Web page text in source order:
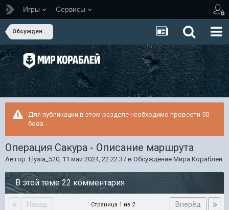
Игры Сервисы
Обсуждение Мира Кораблей
Для публикации в этом разделе необходимо провести 50
боёв.
Операция Сакура - Описание маршрута
Автор: Elysia_520, 11 май 2024, 22:22:37 в Обсуждение Мира Кораблей
В этой теме 22 комментария
Назад Вперёд
Страница 1 из 2